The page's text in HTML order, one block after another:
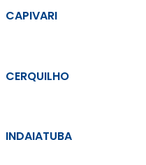
CAPIVARI
CERQUILHO
INDAIATUBA